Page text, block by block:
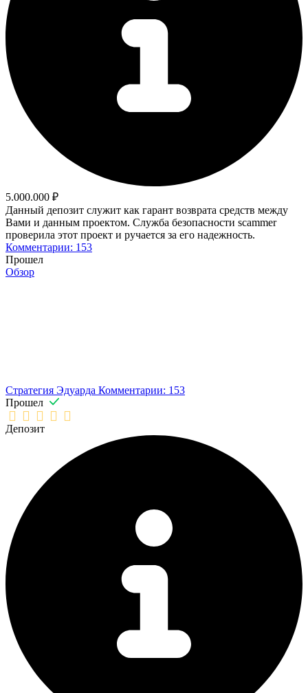
5.000.000 ₽
Данный депозит служит как гарант возврата средств между
Вами и данным проектом. Служба безопасности scammer
проверила этот проект и ручается за его надежность.
Комментарии: 153
Прошел
Обзор
Стратегия Эдуарда Комментарии: 153
Прошел
Депозит